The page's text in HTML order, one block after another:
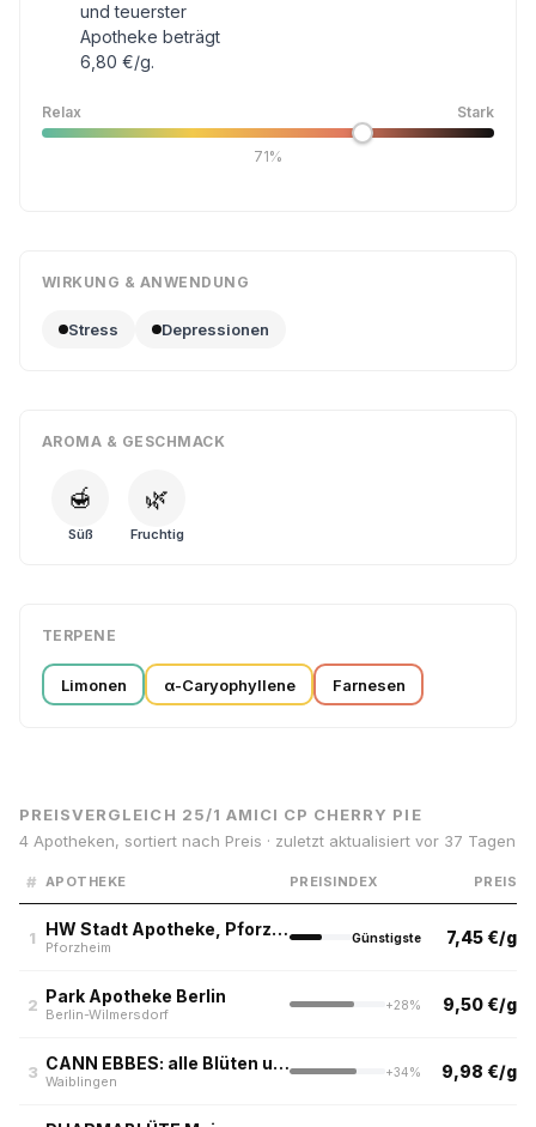
und teuerster
Apotheke beträgt
6,80 €/g.
Relax Stark
71%
WIRKUNG & ANWENDUNG
Stress Depressionen
AROMA & GESCHMACK
🍯
Süß
🌿
Fruchtig
TERPENE
Limonen α-Caryophyllene Farnesen
PREISVERGLEICH 25/1 AMICI CP CHERRY PIE
4 Apotheken, sortiert nach Preis · zuletzt aktualisiert vor 37 Tagen
# APOTHEKE PREISINDEX PREIS
1 HW Stadt Apotheke, Pforzheim
Pforzheim
Günstigste 7,45 €/g
2 Park Apotheke Berlin
Berlin-Wilmersdorf
+28% 9,50 €/g
3 CANN EBBES: alle Blüten unter 10eur
Waiblingen
+34% 9,98 €/g